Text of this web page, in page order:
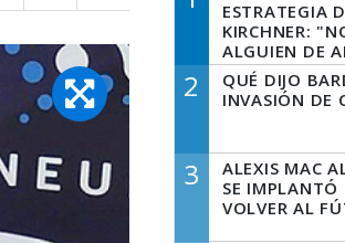
ESTRATEGIA
KIRCHNER:
ALGUIEN DE
DECIR A LA
TIENE QUE
2
QUÉ DIJO
INVASIÓN DE
3
ALEXIS MAC
SE IMPLANTÓ
VOLVER AL